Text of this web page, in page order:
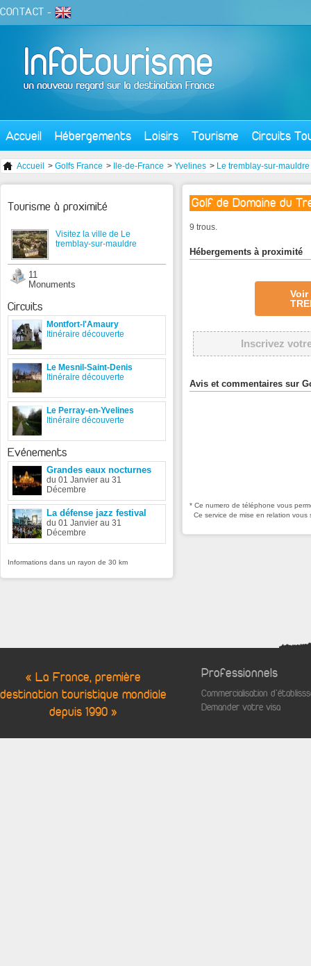
CONTACT -
Accueil Hébergements Loisirs Tourisme Circuits
Accueil > Golfs France > Ile-de-France > Yvelines > Le tremblay-sur-mauldre
Golf de Domaine du
9 trous.
Hébergements à proximité
Voir
Inscrivez
Avis et commentaires sur
* Ce numero de téléphone vous
Ce service de mise en relation
Tourisme à proximité
Visitez la ville de Le
tremblay-sur-mauldre
11
Monuments
Circuits
Montfort-l'Amaury
Itinéraire découverte
Le Mesnil-Saint-Denis
Itinéraire découverte
Le Perray-en-Yvelines
Itinéraire découverte
Evénements
Grandes eaux nocturnes
du 01 Janvier au 31
Décembre
La défense jazz festival
du 01 Janvier au 31
Décembre
Informations dans un rayon de 30 km
« La France, première
destination touristique mondiale
depuis 1990 »
Professionnels
Commercialisation
Demander votre visa